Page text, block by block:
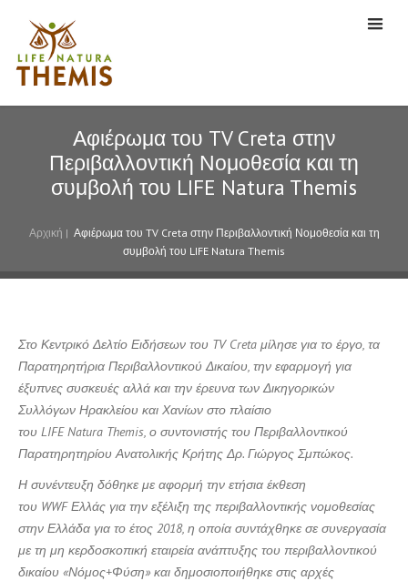
Αφιέρωμα του TV Creta στην
Περιβαλλοντική Νομοθεσία και τη
συμβολή του LIFE Natura Themis
Αρχική | Αφιέρωμα του TV Creta στην Περιβαλλοντική Νομοθεσία και τη
συμβολή του LIFE Natura Themis
Στο Κεντρικό Δελτίο Ειδήσεων του TV Creta μίλησε για το έργο, τα
Παρατηρητήρια Περιβαλλοντικού Δικαίου, την εφαρμογή για
έξυπνες συσκευές αλλά και την έρευνα των Δικηγορικών
Συλλόγων Ηρακλείου και Χανίων στο πλαίσιο
του LIFENatura Themis, ο συντονιστής του Περιβαλλοντικού
Παρατηρητηρίου Ανατολικής Κρήτης Δρ. Γιώργος Σμπώκος.
Η συνέντευξη δόθηκε με αφορμή την ετήσια έκθεση
του WWF Ελλάς για την εξέλιξη της περιβαλλοντικής νομοθεσίας
στην Ελλάδα για το έτος 2018, η οποία συντάχθηκε σε συνεργασία
με τη μη κερδοσκοπική εταιρεία ανάπτυξης του περιβαλλοντικού
δικαίου «Νόμος+Φύση» και δημοσιοποιήθηκε στις αρχές